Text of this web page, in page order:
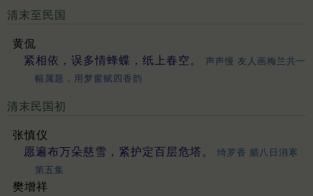
清末至民国
黄侃
紧相依，误多情蜂蝶，纸上春空。
声声慢 友人画梅兰共一
幅属题，用梦窗赋四香韵
清末民国初
张慎仪
愿遍布万朵慈雪，紧护定百层危塔。
绮罗香 腊八日消寒
第五集
樊增祥